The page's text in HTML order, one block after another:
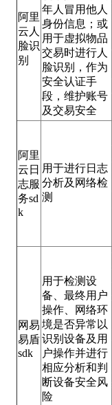
阿里
云人
脸识
别
年人冒用他人
身份信息；或
用于虚拟物品
交易时进行人
脸识别，作为
安全认证手
段，维护账号
及交易安全
阿里
云日
志服
务sd
k
用于进行日志
分析及网络检
测
网易
易盾
sdk
用于检测设
备、最终用户
操作、网络环
境是否异常以
识别设备及用
户操作并进行
相应分析和判
断设备安全风
险